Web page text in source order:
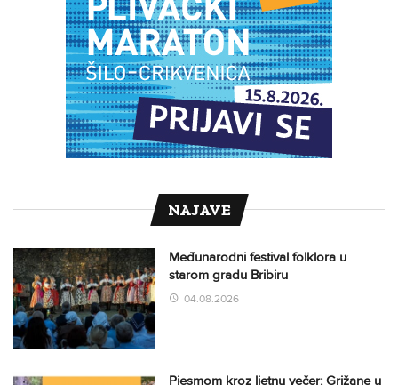
NAJAVE
Međunarodni festival folklora u
starom gradu Bribiru
04.08.2026
Pjesmom kroz ljetnu večer: Grižane u